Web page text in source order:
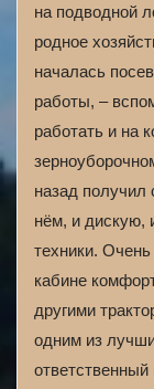
на подводной
родное
началась
работы, –
работать и на
назад
нём, и дискую,
техники. Очень
кабине
другими
одним из